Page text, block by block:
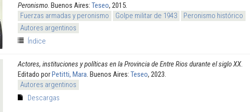
Peronismo . Buenos Aires: Teseo, 2015.
Fuerzas armadas y peronismo
Golpe militar de 1943
Peronismo histórico
Autores argentinos
Índice
Actores, instituciones y políticas en la Provincia de Entre Rios durante el siglo XX.
Editado porPetitti, Mara . Buenos Aires: Teseo, 2023.
Autores argentinos
Descargas